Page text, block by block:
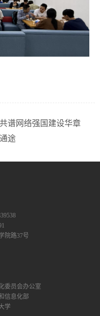
谱网络强国建设华章
途
院路37号
委员会办公室
信息化部
学